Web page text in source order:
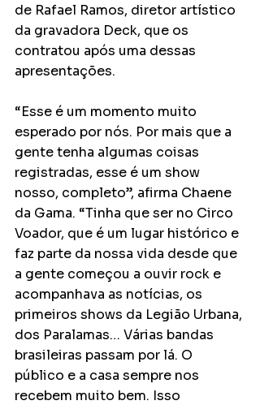
de Rafael Ramos, diretor artístico
da gravadora Deck, que os
contratou após uma dessas
apresentações.
“Esse é um momento muito
esperado por nós. Por mais que a
gente tenha algumas coisas
registradas, esse é um show
nosso, completo”, afirma Chaene
da Gama. “Tinha que ser no Circo
Voador, que é um lugar histórico e
faz parte da nossa vida desde que
a gente começou a ouvir rock e
acompanhava as notícias, os
primeiros shows da Legião Urbana,
dos Paralamas… Várias bandas
brasileiras passam por lá. O
público e a casa sempre nos
recebem muito bem. Isso